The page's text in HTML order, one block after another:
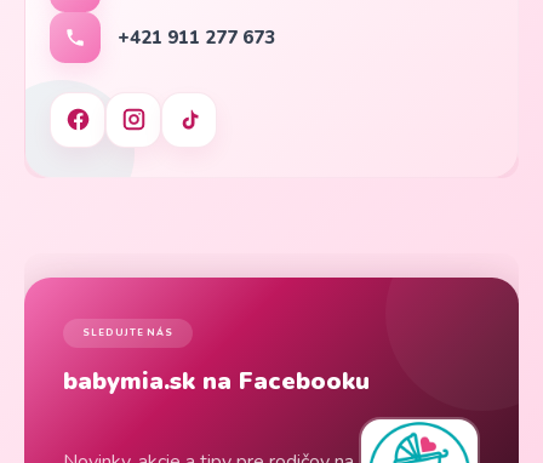
+421 911 277 673
SLEDUJTE NÁS
babymia.sk na Facebooku